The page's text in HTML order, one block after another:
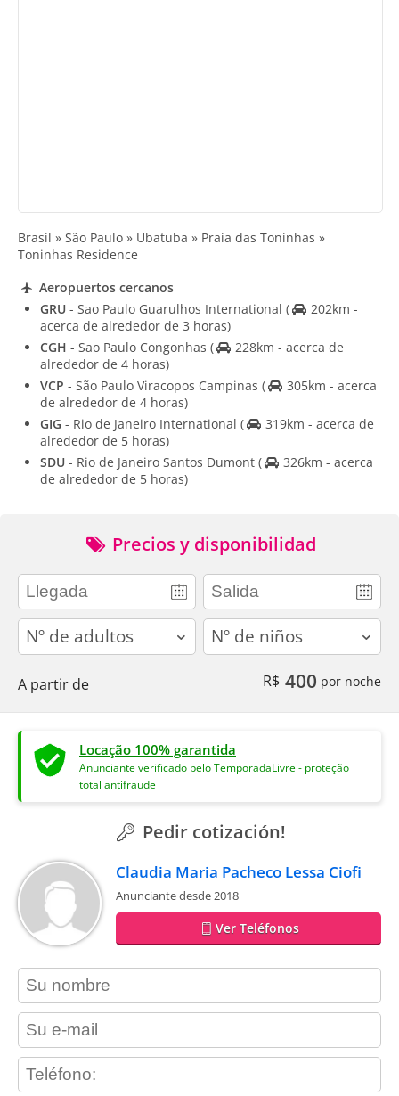
Brasil » São Paulo » Ubatuba » Praia das Toninhas »
Toninhas Residence
Aeropuertos cercanos
GRU - Sao Paulo Guarulhos International (
202km -
acerca de alrededor de 3 horas)
CGH - Sao Paulo Congonhas (
228km - acerca de
alrededor de 4 horas)
VCP - São Paulo Viracopos Campinas (
305km - acerca
de alrededor de 4 horas)
GIG - Rio de Janeiro International (
319km - acerca de
alrededor de 5 horas)
SDU - Rio de Janeiro Santos Dumont (
326km - acerca
de alrededor de 5 horas)
Precios y disponibilidad
adults children
A partir de R$ 400 por noche
Locação 100% garantida
Anunciante verificado pelo TemporadaLivre - proteção
total antifraude
Pedir cotización!
Claudia Maria Pacheco Lessa Ciofi
Anunciante desde 2018
Ver Teléfonos
contact_name
contact_email
contact_phone